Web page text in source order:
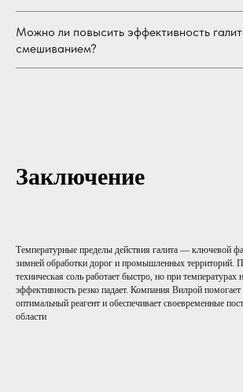
Можно ли повысить эффективность
смешиванием?
Заключение
Температурные пределы действия галита — ключевой
зимней обработки дорог и промышленных территорий.
техническая соль работает быстро, но при температурах
эффективность резко падает. Компания Вилрой помогает
оптимальный реагент и обеспечивает своевременные
области